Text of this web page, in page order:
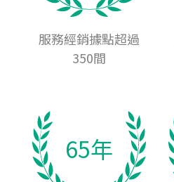
服務經銷據點超過
350間
65年